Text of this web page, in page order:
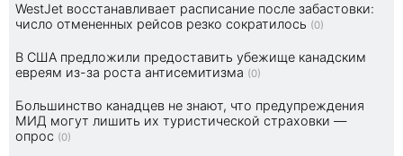
WestJet восстанавливает расписание после забастовки:
число отмененных рейсов резко сократилось (0)
В США предложили предоставить убежище канадским
евреям из-за роста антисемитизма (0)
Большинство канадцев не знают, что предупреждения
МИД могут лишить их туристической страховки —
опрос (0)